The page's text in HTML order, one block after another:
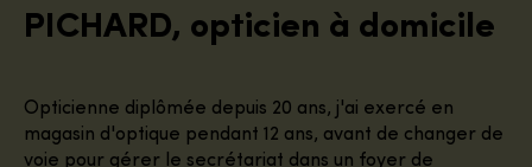
PICHARD, opticien à domicile
Opticienne diplômée depuis 20 ans, j'ai exercé en
magasin d'optique pendant 12 ans, avant de changer de
voie pour gérer le secrétariat dans un foyer de